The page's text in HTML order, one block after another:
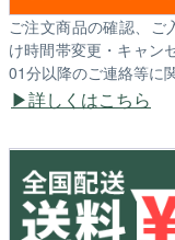
ご注文商品の確認、ご
け時間帯変更・キャン
01分以降のご連絡等に
詳しくはこちら